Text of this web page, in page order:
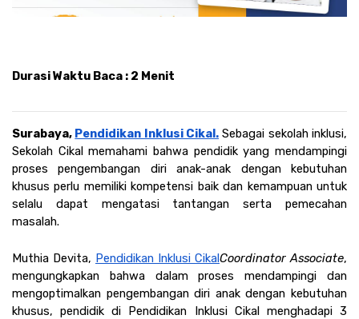
Durasi Waktu Baca : 2 Menit
Surabaya, Pendidikan Inklusi Cikal. Sebagai sekolah inklusi,
Sekolah Cikal memahami bahwa pendidik yang mendampingi
proses pengembangan diri anak-anak dengan kebutuhan
khusus perlu memiliki kompetensi baik dan kemampuan untuk
selalu dapat mengatasi tantangan serta pemecahan
masalah.
Muthia Devita, Pendidikan Inklusi CikalCoordinator Associate,
mengungkapkan bahwa dalam proses mendampingi dan
mengoptimalkan pengembangan diri anak dengan kebutuhan
khusus, pendidik di Pendidikan Inklusi Cikal menghadapi 3